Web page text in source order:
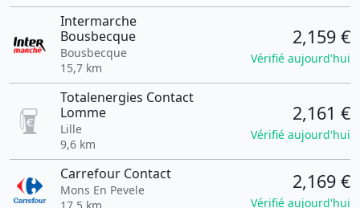
Intermarche
Bousbecque
Bousbecque
15,7 km
2,159 €
Vérifié aujourd'hui
Totalenergies Contact
Lomme
Lille
9,6 km
2,161 €
Vérifié aujourd'hui
Carrefour Contact
Mons En Pevele
2,169 €
Vérifié aujourd'hui